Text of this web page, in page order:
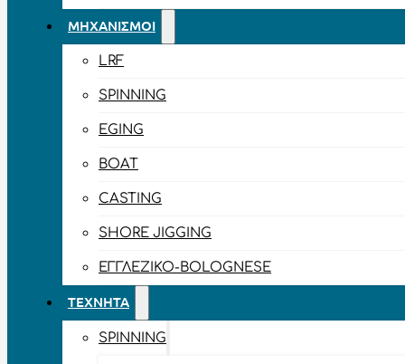
ΜΗΧΑΝΙΣΜΟΊ
LRF
SPINNING
EGING
BOAT
CASTING
SHORE JIGGING
ΕΓΓΛΈΖΙΚΟ-BOLOGNESE
ΤΕΧΝΗΤΆ
SPINNING